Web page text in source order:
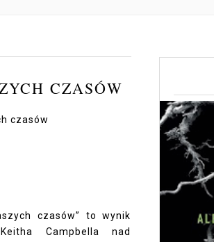
CZASÓW
czasów
czasów” to wynik
Campbella nad